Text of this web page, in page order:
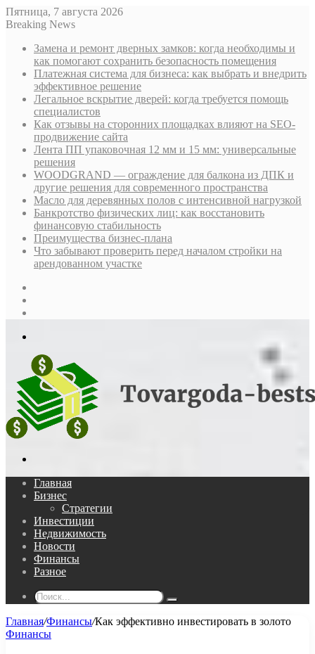
Пятница, 7 августа 2026
Breaking News
Замена и ремонт дверных замков: когда необходимы и
как помогают сохранить безопасность помещения
Платежная система для бизнеса: как выбрать и внедрить
эффективное решение
Легальное вскрытие дверей: когда требуется помощь
специалистов
Как отзывы на сторонних площадках влияют на SEO-
продвижение сайта
Лента ПП упаковочная 12 мм и 15 мм: универсальные
решения
WOODGRAND — ограждение для балкона из ДПК и
другие решения для современного пространства
Масло для деревянных полов с интенсивной нагрузкой
Банкротство физических лиц: как восстановить
финансовую стабильность
Преимущества бизнес-плана
Что забывают проверить перед началом стройки на
арендованном участке
Главная
Бизнес
Стратегии
Инвестиции
Недвижимость
Новости
Финансы
Разное
Поиск...
Главная/Финансы/Как эффективно инвестировать в золото
Финансы